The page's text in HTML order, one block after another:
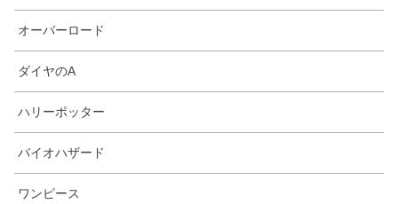
オーバーロード
ダイヤのA
ハリーポッター
バイオハザード
ワンピース